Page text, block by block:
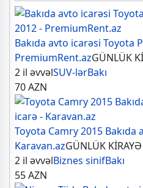
Bakıda avto icarəsi Toyota
PremiumRent.azGÜNLÜK
2 il əvvəlSUV-lərBakı
70AZN
Toyota Camry 2015 Bakıda
Karavan.azGÜNLÜK KİRAYƏ
2 il əvvəlBiznes sinifBakı
55AZN